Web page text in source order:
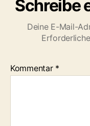
Schreibe
Deine E-Mail-
Kommentar *